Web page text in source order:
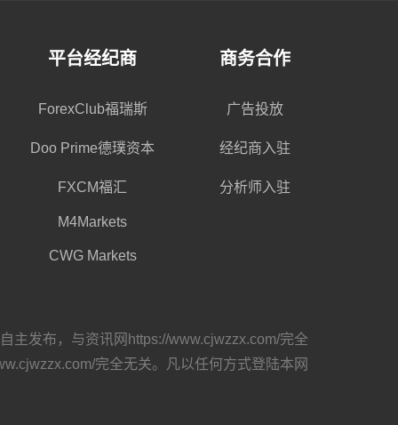
平台经纪商
ForexClub福瑞斯
Doo Prime德璞资本
FXCM福汇
M4Markets
CWG Markets
商务合作
广告投放
经纪商入驻
分析师入驻
主发布，与资讯网https://www.cjwzzx.com/完全
完全无关。凡以任何方式登陆本网